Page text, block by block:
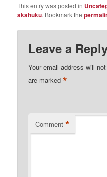
This entry was posted in
akahuku. Bookmark the
Leave a
Your email address will
are marked*
Comment *